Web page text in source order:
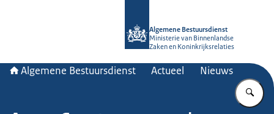
Algemene Bestuursdienst
Ministerie van Binnenlandse
Zaken en Koninkrijksrelaties
Algemene Bestuursdienst Actueel Nieuws